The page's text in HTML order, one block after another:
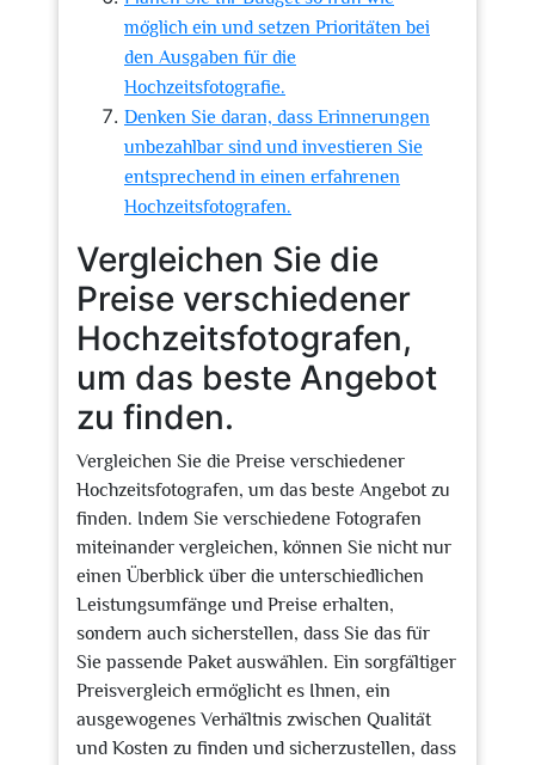
möglich ein und setzen Prioritäten bei
den Ausgaben für die
Hochzeitsfotografie.
Denken Sie daran, dass Erinnerungen
unbezahlbar sind und investieren Sie
entsprechend in einen erfahrenen
Hochzeitsfotografen.
Vergleichen Sie die
Preise verschiedener
Hochzeitsfotografen,
um das beste Angebot
zu finden.
Vergleichen Sie die Preise verschiedener
Hochzeitsfotografen, um das beste Angebot zu
finden. Indem Sie verschiedene Fotografen
miteinander vergleichen, können Sie nicht nur
einen Überblick über die unterschiedlichen
Leistungsumfänge und Preise erhalten,
sondern auch sicherstellen, dass Sie das für
Sie passende Paket auswählen. Ein sorgfältiger
Preisvergleich ermöglicht es Ihnen, ein
ausgewogenes Verhältnis zwischen Qualität
und Kosten zu finden und sicherzustellen, dass